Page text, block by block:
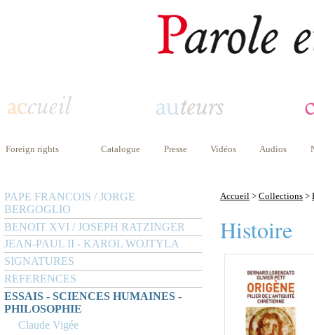
Foreign rights Catalogue Presse Vidéos Audios
PAPE FRANCOIS / JORGE
BERGOGLIO
BENOIT XVI / JOSEPH RATZINGER
JEAN-PAUL II - KAROL WOJTYLA
SIGNATURES
REFERENCES
ESSAIS - SCIENCES HUMAINES -
PHILOSOPHIE
Claude Vigée
Accueil > Collections >
Histoire